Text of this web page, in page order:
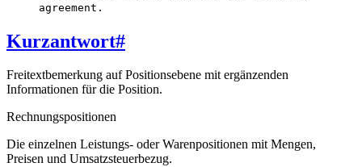
agreement.
Kurzantwort#
Freitextbemerkung auf Positionsebene mit ergänzenden
Informationen für die Position.
Rechnungspositionen
Die einzelnen Leistungs- oder Warenpositionen mit Mengen,
Preisen und Umsatzsteuerbezug.